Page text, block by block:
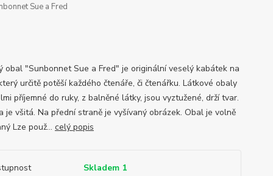
Sue a Fred
obal "Sunbonnet Sue a Fred" je originální veselý kabátek na
určitě potěší každého čtenáře, či čtenářku. Látkové obaly
příjemné do ruky, z balněné látky, jsou vyztužené, drží tvar.
je všitá. Na přední straně je vyšívaný obrázek. Obal je volně
Lze použ... celý popis
Skladem 1